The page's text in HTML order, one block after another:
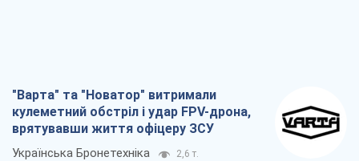
"Варта" та "Новатор" витримали
кулеметний обстріл і удар FPV-дрона,
врятувавши життя офіцеру ЗСУ
Українська Бронетехніка 2,6 т.